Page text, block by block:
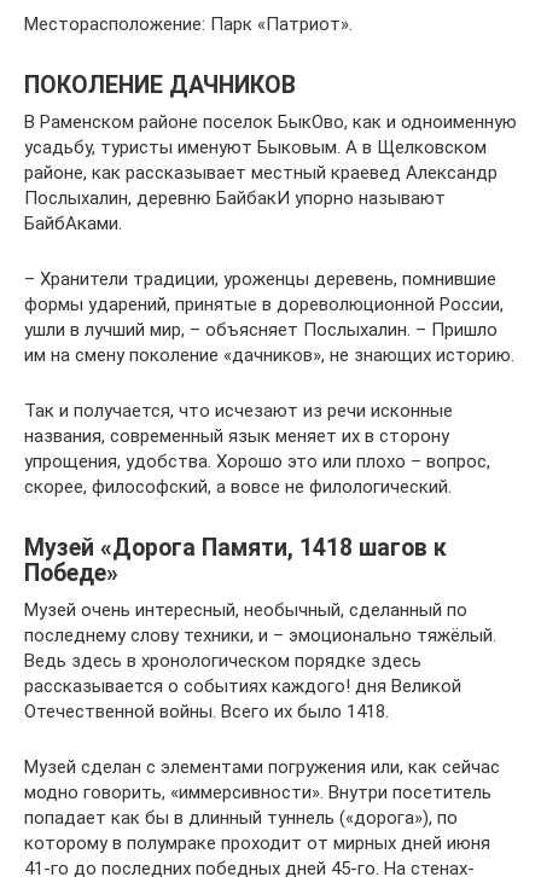
Месторасположение: Парк «Патриот».
ПОКОЛЕНИЕ ДАЧНИКОВ
В Раменском районе поселок БыкОво, как и одноименную
усадьбу, туристы именуют Быковым. А в Щелковском
районе, как рассказывает местный краевед Александр
Послыхалин, деревню БайбакИ упорно называют
БайбАками.
– Хранители традиции, уроженцы деревень, помнившие
формы ударений, принятые в дореволюционной России,
ушли в лучший мир, – объясняет Послыхалин. – Пришло
им на смену поколение «дачников», не знающих историю.
Так и получается, что исчезают из речи исконные
названия, современный язык меняет их в сторону
упрощения, удобства. Хорошо это или плохо – вопрос,
скорее, философский, а вовсе не филологический.
Музей «Дорога Памяти, 1418 шагов к
Победе»
Музей очень интересный, необычный, сделанный по
последнему слову техники, и – эмоционально тяжёлый.
Ведь здесь в хронологическом порядке здесь
рассказывается о событиях каждого! дня Великой
Отечественной войны. Всего их было 1418.
Музей сделан с элементами погружения или, как сейчас
модно говорить, «иммерсивности». Внутри посетитель
попадает как бы в длинный туннель («дорога»), по
которому в полумраке проходит от мирных дней июня
41-го до последних победных дней 45-го. На стенах-